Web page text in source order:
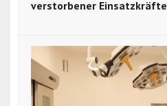
verstorbener Einsatzkräfte